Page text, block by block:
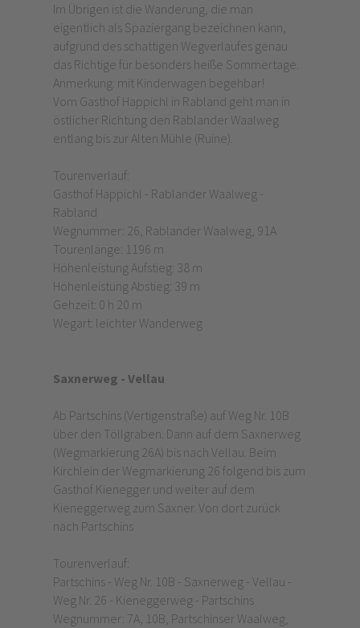
Im Übrigen ist die Wanderung, die man
eigentlich als Spaziergang bezeichnen kann,
aufgrund des schattigen Wegverlaufes genau
das Richtige für besonders heiße Sommertage.
Anmerkung: mit Kinderwagen begehbar!
Vom Gasthof Happichl in Rabland geht man in
östlicher Richtung den Rablander Waalweg
entlang bis zur Alten Mühle (Ruine).
Tourenverlauf:
Gasthof Happichl - Rablander Waalweg -
Rabland
Wegnummer: 26, Rablander Waalweg, 91A
Tourenlänge: 1196 m
Höhenleistung Aufstieg: 38 m
Höhenleistung Abstieg: 39 m
Gehzeit: 0 h 20 m
Wegart: leichter Wanderweg
Saxnerweg - Vellau
Ab Partschins (Vertigenstraße) auf Weg Nr. 10B
über den Töllgraben. Dann auf dem Saxnerweg
(Wegmarkierung 26A) bis nach Vellau. Beim
Kirchlein der Wegmarkierung 26 folgend bis zum
Gasthof Kienegger und weiter auf dem
Kieneggerweg zum Saxner. Von dort zurück
nach Partschins
Tourenverlauf:
Partschins - Weg Nr. 10B - Saxnerweg - Vellau -
Weg Nr. 26 - Kieneggerweg - Partschins
Wegnummer: 7A, 10B, Partschinser Waalweg,